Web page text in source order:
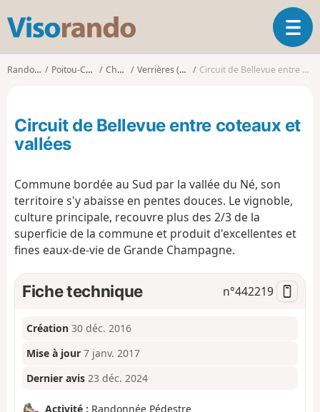
s
o
d
O
u
l
a
o
n
Randonnées Poitou-Charentes Charente Verrières (Charente) Circuit de Bellevue entre coteaux et vallées
Circuit de Bellevue entre coteaux et
vallées
Commune bordée au Sud par la vallée du Né, son
territoire s'y abaisse en pentes douces. Le vignoble,
culture principale, recouvre plus des 2/3 de la
superficie de la commune et produit d'excellentes et
fines eaux-de-vie de Grande Champagne.
Fiche technique n°442219
Création 30 déc. 2016
Mise à jour 7 janv. 2017
Dernier avis 23 déc. 2024
Activité : Randonnée Pédestre